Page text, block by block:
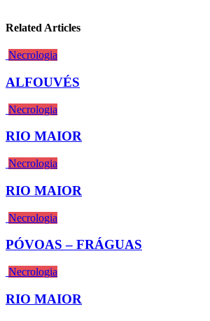
Related Articles
Necrologia
ALFOUVÉS
Necrologia
RIO MAIOR
Necrologia
RIO MAIOR
Necrologia
PÓVOAS – FRÁGUAS
Necrologia
RIO MAIOR